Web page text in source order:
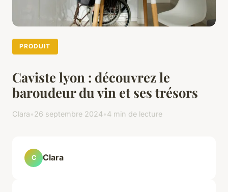
PRODUIT
Caviste lyon : découvrez le
baroudeur du vin et ses trésors
Clara•26 septembre 2024•4 min de lecture
C Clara